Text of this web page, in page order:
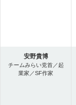
安野貴博
チームみらい党首／起
業家／SF作家